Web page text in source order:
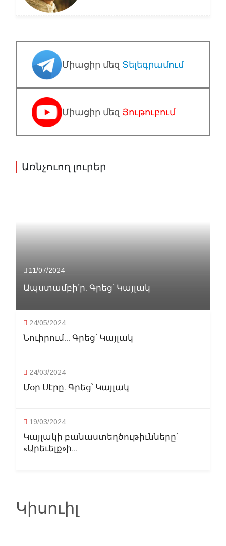
Միացիր մեզ Տելեգրամում
Միացիր մեզ Յութուբում
Առնչուող լուրեր
11/07/2024
Ապստամբի՛ր. Գրեց՝ Կայլակ
24/05/2024
Նուիրում... Գրեց՝ Կայլակ
24/03/2024
Մօր Սէրը. Գրեց՝ Կայլակ
19/03/2024
Կայլակի բանաստեղծութիւնները՝
«Արեւելք»ի...
Կիսուիլ